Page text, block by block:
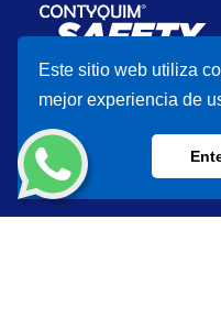
Este sitio web utiliza
mejor experiencia de